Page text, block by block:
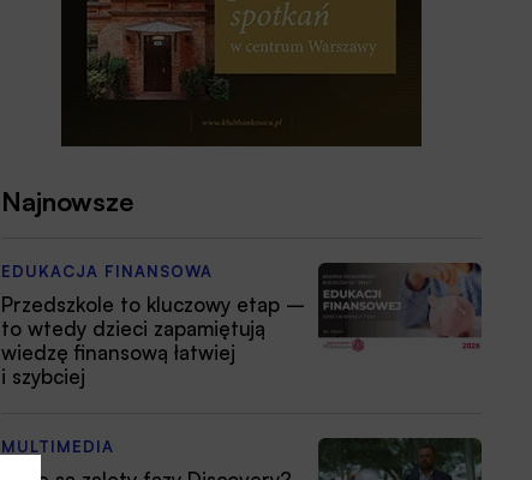
Najnowsze
EDUKACJA FINANSOWA
Przedszkole to kluczowy etap –
to wtedy dzieci zapamiętują
wiedzę finansową łatwiej
i szybciej
MULTIMEDIA